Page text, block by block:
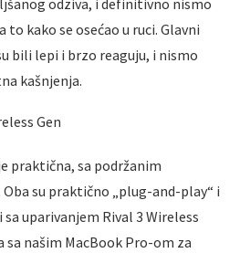
odziva, i definitivno nismo
kako se osećao u ruci. Glavni
bili lepi i brzo reaguju, i nismo
kašnjenja.
praktična, sa podržanim
su praktično „plug-and-play“ i
uparivanjem Rival 3 Wireless
našim MacBook Pro-om za